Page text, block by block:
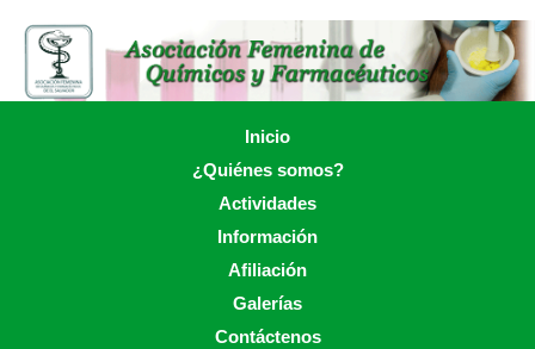
content
Inicio
¿Quiénes somos?
Actividades
Información
Afiliación
Galerías
Contáctenos